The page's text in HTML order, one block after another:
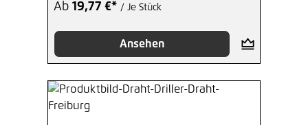
Ab 19,77 €* / Je Stück
Ansehen